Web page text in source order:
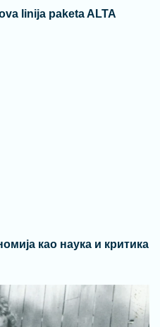
linija paketa ALTA
као наука и критика